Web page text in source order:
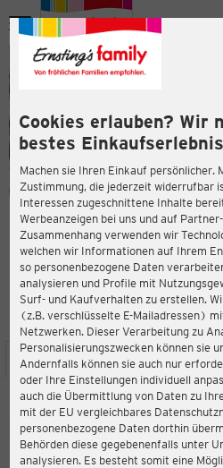
Cookies erlauben? Wir
bestes
Machen sie Ihren Einkauf persönlicher.
Zustimmung, die jederzeit widerrufbar
Interessen zugeschnittene Inhalte
Werbeanzeigen bei uns und auf
Zusammenhang verwenden wir
welchen wir Informationen auf Ihrem
so personenbezogene Daten
analysieren und Profile mit
Surf- und Kaufverhalten zu erstellen.
(z.B. verschlüsselte E-Mailadressen)
Netzwerken. Dieser Verarbeitung zu
Personalisierungszwecken können sie
Andernfalls können sie auch nur
oder Ihre Einstellungen individuell
auch die Übermittlung von Daten zu
mit der EU vergleichbares
personenbezogene Daten dorthin
Behörden diese gegebenenfalls unter
analysieren. Es besteht somit eine
Menü
ERNSTING'S
52349
3,4
STANDORT SERVICES SORTIMENT
Ernsting's family
Wirtelstraße 41, 52349